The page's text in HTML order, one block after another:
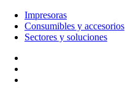
Impresoras
Consumibles y accesorios
Sectores y soluciones